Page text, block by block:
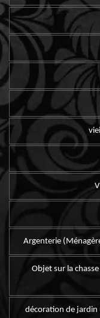
Argenterie
Objet sur la
décoration de jardin